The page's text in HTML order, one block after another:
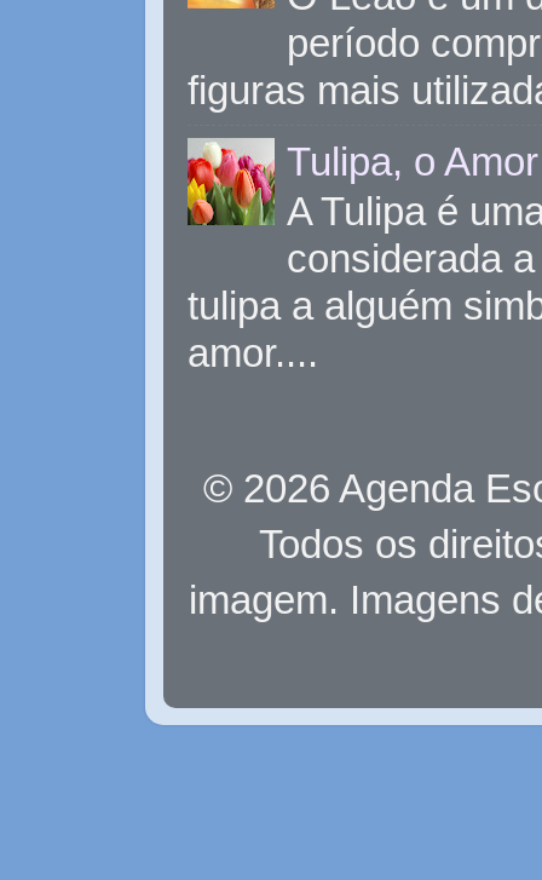
período
figuras mais
Tulipa, o
A Tulipa é
considerada
tulipa a alguém
amor....
© 2026 Agenda
Todos os
imagem. Imagens